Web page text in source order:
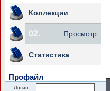
Коллекции
02. Просмотр
Статистика
Профайл
Логин: